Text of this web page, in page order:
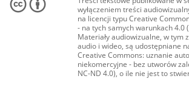
wyłączeniem treści
na licencji typu Creative
- na tych samych warunkach 4.0
Materiały audiowizualne, w tym
audio i wideo, są udostępniane
Creative Commons: uznanie
niekomercyjne - bez utworów
NC-ND 4.0), o ile nie jest to